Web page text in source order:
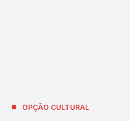
OPÇÃO CULTURAL